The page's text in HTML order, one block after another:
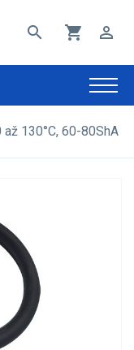
search shopping_cart perm_identity
130°C, 60-80ShA